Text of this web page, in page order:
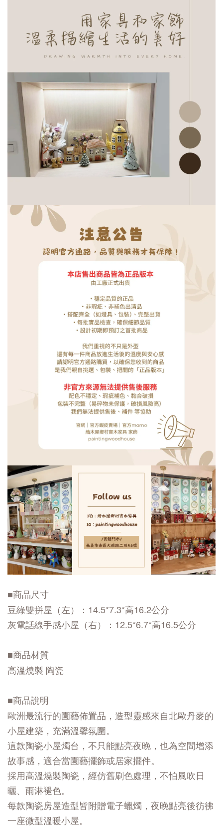
■商品尺寸
豆綠雙拼屋（左）：14.5*7.3*高16.2公分
灰電話線手感小屋（右）：12.5*6.7*高16.5公分
■商品材質
高溫燒製 陶瓷
■商品說明
歐洲最流行的園藝佈置品，造型靈感來自北歐丹麥的
小屋建築，充滿溫馨氛圍。
這款陶瓷小屋燭台，不只能點亮夜晚，也為空間增添
故事感， 適合當園藝擺飾或居家擺件。
採用高溫燒製陶瓷，經仿舊刷色處理，不怕風吹日
曬、雨淋褪色。
每款陶瓷房屋造型皆附贈電子蠟燭，夜晚點亮後彷彿
一座微型溫暖小屋。